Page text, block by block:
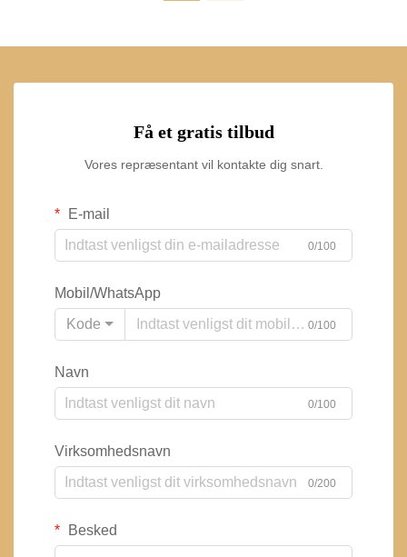
Få et gratis tilbud
Vores repræsentant vil kontakte dig snart.
E-mail
0/100
Mobil/WhatsApp
Kode
0/100
Navn
0/100
Virksomhedsnavn
0/200
Besked